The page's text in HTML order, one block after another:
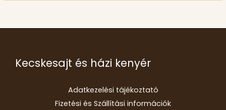
Kecskesajt és házi kenyér
Adatkezelési tájékoztató
Fizetési és Szállítási információk